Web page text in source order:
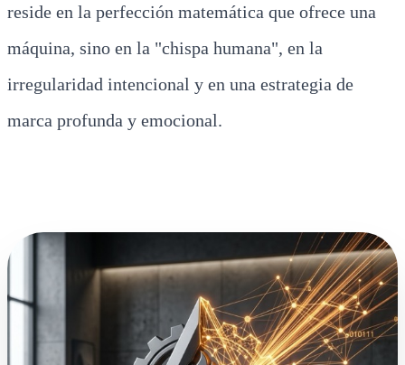
reside en la perfección matemática que ofrece una
máquina, sino en la "chispa humana", en la
irregularidad intencional y en una estrategia de
marca profunda y emocional.